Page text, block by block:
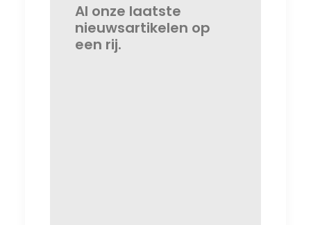
Al onze laatste
nieuwsartikelen op
een rij.